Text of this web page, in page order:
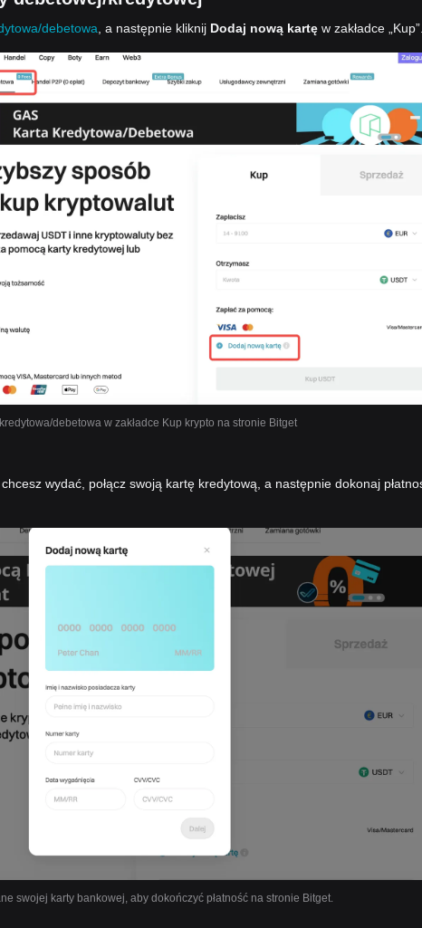
debetowa , a następnie kliknij Dodaj nową kartę w zakładce
debetowa w zakładce Kup krypto na stronie Bitget
wydać, połącz swoją kartę kredytową, a następnie dokonaj
swojej karty bankowej, aby dokończyć płatność na stronie Bitget.